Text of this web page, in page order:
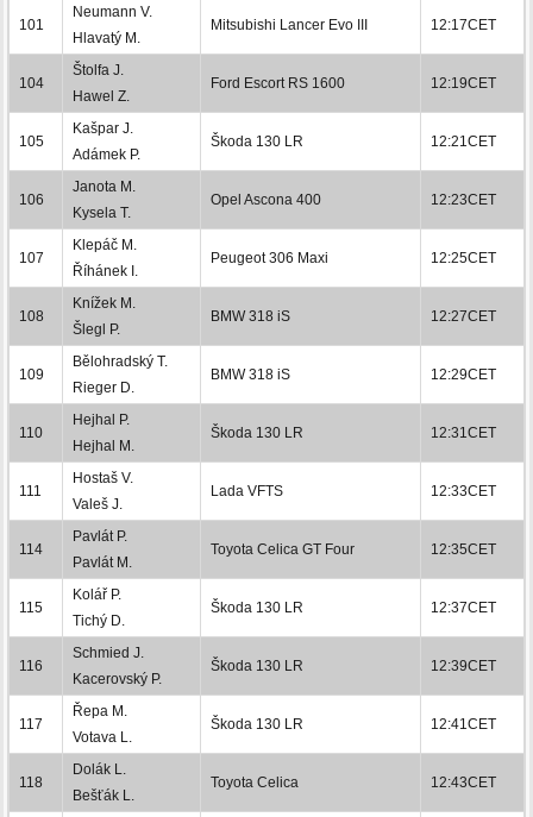
101
Neumann V.
Hlavatý M.
Mitsubishi Lancer Evo III 12:17CET
104
Štolfa J.
Hawel Z.
Ford Escort RS 1600 12:19CET
105
Kašpar J.
Adámek P.
Škoda 130 LR 12:21CET
106
Janota M.
Kysela T.
Opel Ascona 400 12:23CET
107
Klepáč M.
Říhánek I.
Peugeot 306 Maxi 12:25CET
108
Knížek M.
Šlegl P.
BMW 318 iS 12:27CET
109
Bělohradský T.
Rieger D.
BMW 318 iS 12:29CET
110
Hejhal P.
Hejhal M.
Škoda 130 LR 12:31CET
111
Hostaš V.
Valeš J.
Lada VFTS 12:33CET
114
Pavlát P.
Pavlát M.
Toyota Celica GT Four 12:35CET
115
Kolář P.
Tichý D.
Škoda 130 LR 12:37CET
116
Schmied J.
Kacerovský P.
Škoda 130 LR 12:39CET
117
Řepa M.
Votava L.
Škoda 130 LR 12:41CET
118
Dolák L.
Bešťák L.
Toyota Celica 12:43CET